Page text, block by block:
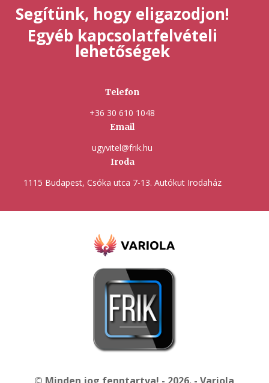
Segítünk, hogy eligazodjon!
Egyéb kapcsolatfelvételi
lehetőségek
Telefon
+36 30 610 1048
Email
ugyvitel@frik.hu
Iroda
1115 Budapest, Csóka utca 7-13. Autókut Irodaház